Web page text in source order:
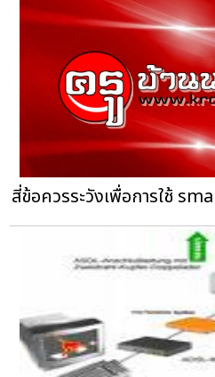
สี่ข้อควรระวังเพื่อการใช้